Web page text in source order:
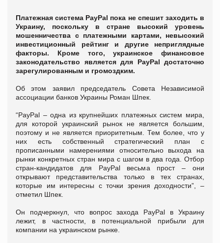
Платежная система PayPal пока не спешит заходить в
Украину, поскольку в стране высокий уровень
мошенничества с платежными картами, невысокий
инвестиционный рейтинг и другие неприглядные
факторы. Кроме того, украинское финансовое
законодательство является для PayPal достаточно
зарегулированным и громоздким.
Об этом заявил председатель Совета Независимой
ассоциации банков Украины Роман Шпек.
“PayPal – одна из крупнейших платежных систем мира,
для которой украинский рынок не является большим,
поэтому и не является приоритетным. Тем более, что у
них есть собственный стратегический план с
прописанными намерениями относительно выхода на
рынки конкретных стран мира с шагом в два года. Отбор
стран-кандидатов для PayPal весьма прост – они
открывают представительства только в тех странах,
которые им интересны с точки зрения доходности”, –
отметил Шпек.
Он подчеркнул, что вопрос захода PayPal в Украину
лежит, в частности, в потенциальной прибыли для
компании на украинском рынке.